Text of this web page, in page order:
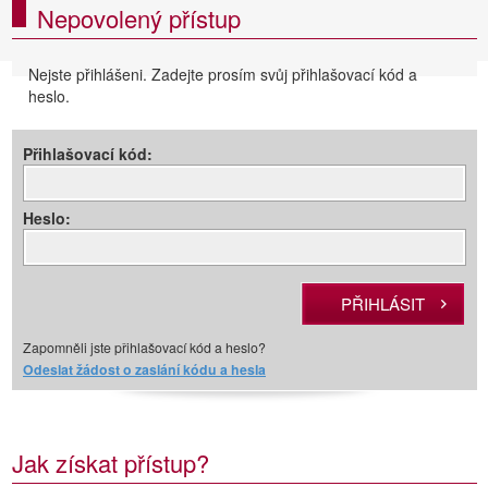
Nepovolený přístup
Nejste přihlášeni. Zadejte prosím svůj přihlašovací kód a
heslo.
Přihlašovací kód:
Heslo:
Zapomněli jste přihlašovací kód a heslo?
Odeslat žádost o zaslání kódu a hesla
Jak získat přístup?